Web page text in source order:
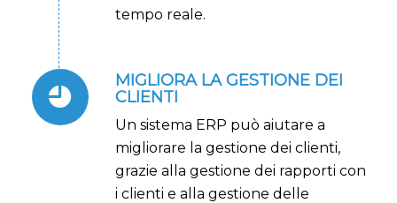
tempo reale.
MIGLIORA LA GESTIONE DEI
CLIENTI
Un sistema ERP può aiutare a
migliorare la gestione dei clienti,
grazie alla gestione dei rapporti con
i clienti e alla gestione delle